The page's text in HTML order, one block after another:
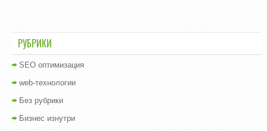
РУБРИКИ
SEO оптимизация
web-технологии
Без рубрики
Бизнес изнутри